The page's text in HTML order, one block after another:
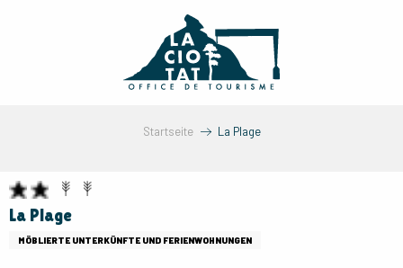
Startseite La Plage
La Plage
MÖBLIERTE UNTERKÜNFTE UND FERIENWOHNUNGEN